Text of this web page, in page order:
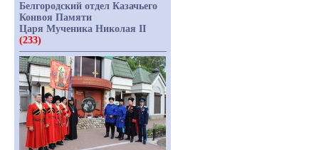
Белгородский отдел Казачьего
Конвоя Памяти
Царя Мученика Николая II
(233)